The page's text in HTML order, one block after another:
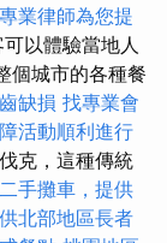
業律師為您提
以體驗當地人
個城市的各種餐
缺損 找專業會
活動順利進行
克，這種傳統
手攤車，提供
北部地區長者